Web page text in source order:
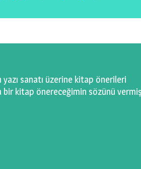
yazı sanatı üzerine kitap önerileri
bir kitap önereceğimin sözünü